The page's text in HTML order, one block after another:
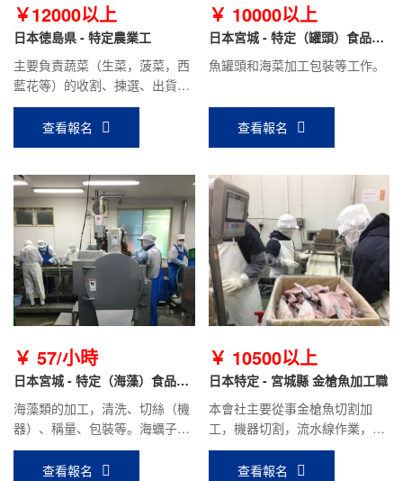
￥12000以上
日本徳島県 - 特定農業工
主要負責蔬菜（生菜，菠菜，西
藍花等）的收割、揀選、出貨等
工作
查看報名
￥ 10000以上
日本宮城 - 特定（罐頭）食品加
工
魚罐頭和海菜加工包裝等工作。
查看報名
￥ 57/小時
日本宮城 - 特定（海藻）食品加
工
海藻類的加工，清洗、切絲（機
器）、稱量、包裝等。海蠣子季
節，也有海蠣子的分裝（不撬海
蠣子，直接加工海蠣子肉）
查看報名
￥ 10500以上
日本特定 - 宮城縣 金槍魚加工職
本會社主要從事金槍魚切割加
工，機器切割，流水線作業，性
質站立工作，需要有耐力，身體
壯實，能吃苦。
查看報名